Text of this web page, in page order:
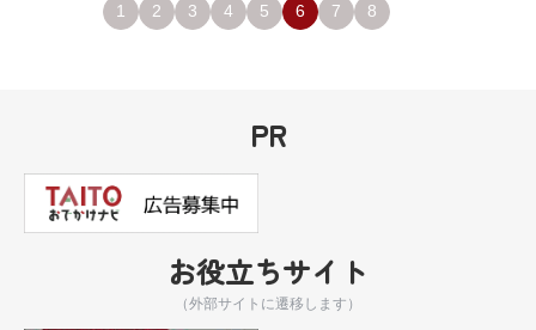
1 2 3 4 5 6 7 8
PR
お役立ちサイト
（外部サイトに遷移します）